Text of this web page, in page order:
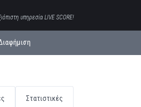
υπηρεσία LIVE SCORE!
Στατιστικές